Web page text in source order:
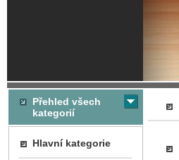
Přehled všech
kategorií
Hlavní kategorie